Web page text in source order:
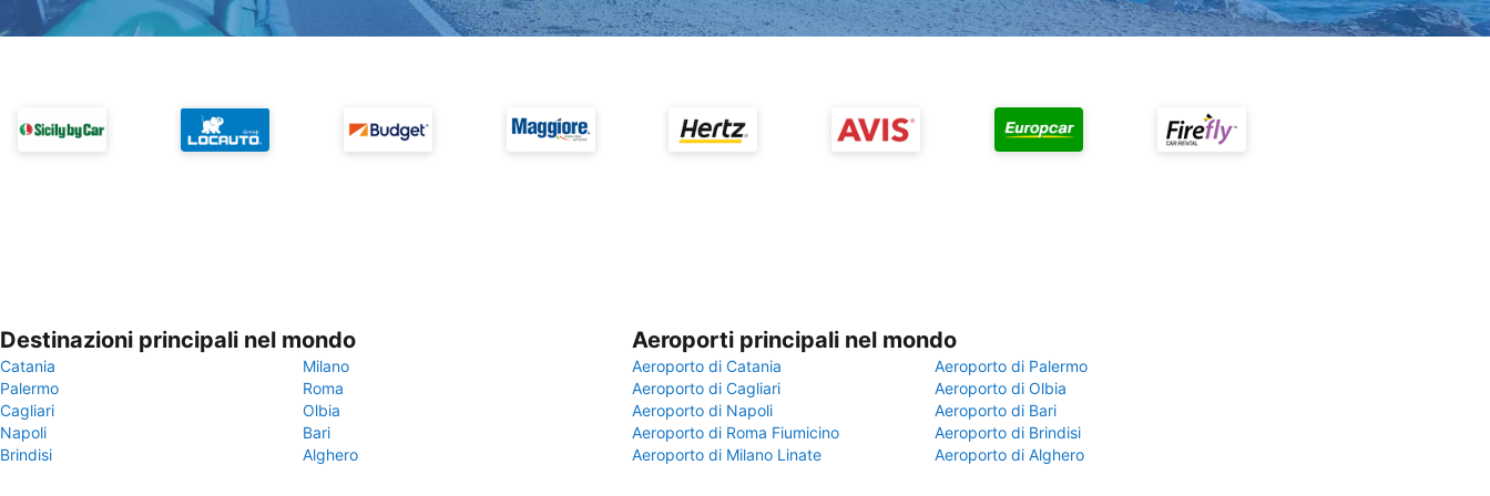
Destinazioni principali nel mondo
Catania
Milano
Palermo
Roma
Cagliari
Olbia
Napoli
Bari
Brindisi
Alghero
Aeroporti principali nel mondo
Aeroporto di Catania
Aeroporto di Palermo
Aeroporto di Cagliari
Aeroporto di Olbia
Aeroporto di Napoli
Aeroporto di Bari
Aeroporto di Roma Fiumicino
Aeroporto di Brindisi
Aeroporto di Milano Linate
Aeroporto di Alghero